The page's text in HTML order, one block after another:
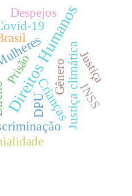
Direitos Humanos
CriançasJustiça climática
19
DPU
Prisão
INSS
Despejos
Justiça
Gênero